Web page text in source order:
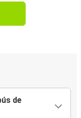
de